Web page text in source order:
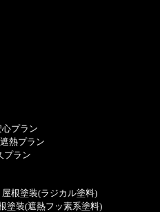
プラン
熱プラン
プラン
根塗装(ラジカル塗料)
塗装(遮熱フッ素系塗料)